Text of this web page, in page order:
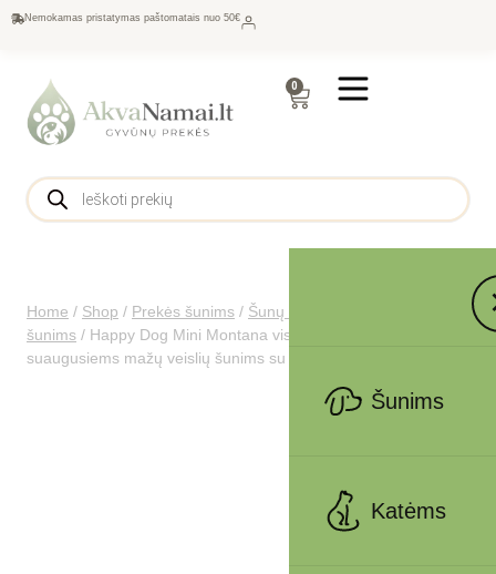
Nemokamas pristatymas paštomatais nuo 50€
0
Šunims
Katėms
Home / Shop / Prekės šunims / Šunų maistas
šunims / Happy Dog Mini Montana visavertis pašaras
suaugusiems mažų veislių šunims su arkliena, 800 g